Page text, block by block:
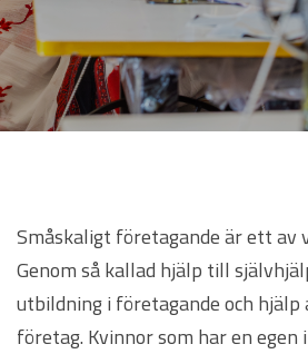
Småskaligt företagande är ett av
Genom så kallad hjälp till
utbildning i företagande och
företag. Kvinnor som har en egen